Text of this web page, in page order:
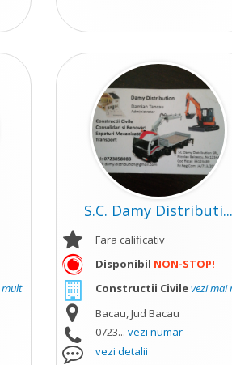
mult
S.C. Damy Distributi...
Fara calificativ
Disponibil NON-STOP!
Constructii Civilevezi mai
Bacau, Jud Bacau
0723...vezi numar
vezi detalii